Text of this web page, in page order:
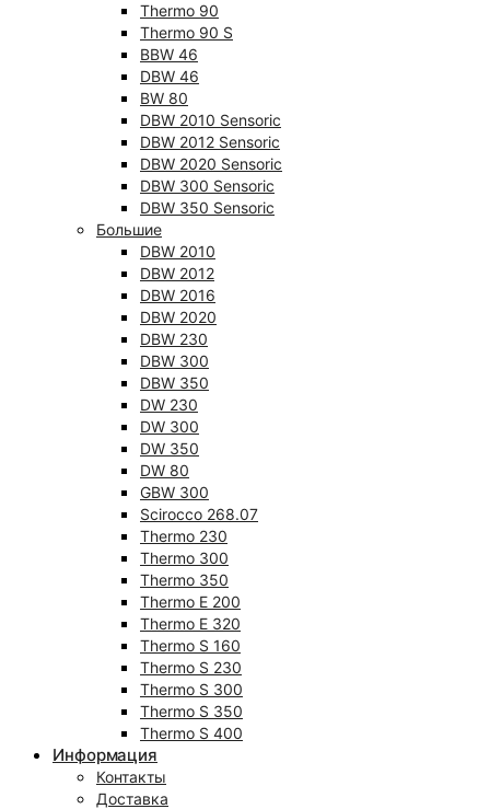
Thermo 90
Thermo 90 S
BBW 46
DBW 46
BW 80
DBW 2010 Sensoric
DBW 2012 Sensoric
DBW 2020 Sensoric
DBW 300 Sensoric
DBW 350 Sensoric
Большие
DBW 2010
DBW 2012
DBW 2016
DBW 2020
DBW 230
DBW 300
DBW 350
DW 230
DW 300
DW 350
DW 80
GBW 300
Scirocco 268.07
Thermo 230
Thermo 300
Thermo 350
Thermo E 200
Thermo E 320
Thermo S 160
Thermo S 230
Thermo S 300
Thermo S 350
Thermo S 400
Информация
Контакты
Доставка